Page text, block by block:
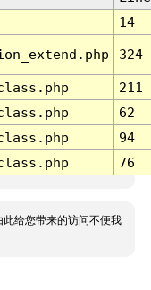
14
324
211
62
94
76
给您带来的访问不便我